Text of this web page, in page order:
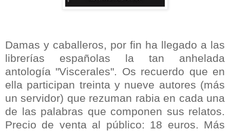
Damas y caballeros, por fin ha llegado a las
librerías españolas la tan anhelada
antología "Viscerales". Os recuerdo que en
ella participan treinta y nueve autores (más
un servidor) que rezuman rabia en cada una
de las palabras que componen sus relatos.
Precio de venta al público: 18 euros. Más